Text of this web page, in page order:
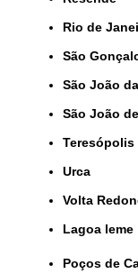
Rio de
São
São João
São João
Teresópolis
Urca
Volta
lagoa leme
Poços de